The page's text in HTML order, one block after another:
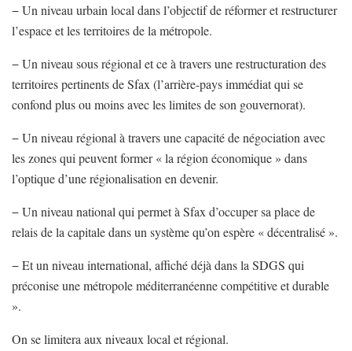
− Un niveau urbain local dans l’objectif de réformer et restructurer
l’espace et les territoires de la métropole.
− Un niveau sous régional et ce à travers une restructuration des
territoires pertinents de Sfax (l’arrière-pays immédiat qui se
confond plus ou moins avec les limites de son gouvernorat).
− Un niveau régional à travers une capacité de négociation avec
les zones qui peuvent former « la région économique » dans
l’optique d’une régionalisation en devenir.
− Un niveau national qui permet à Sfax d’occuper sa place de
relais de la capitale dans un système qu’on espère « décentralisé ».
− Et un niveau international, affiché déjà dans la SDGS qui
préconise une métropole méditerranéenne compétitive et durable
».
On se limitera aux niveaux local et régional.